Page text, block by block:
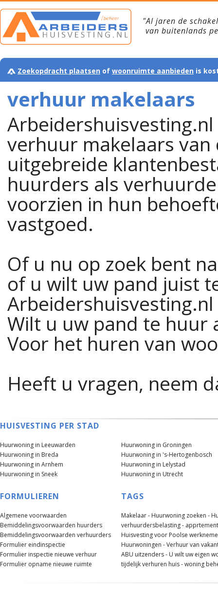
"Al jaren de
van buitenlands
Zoekopdracht plaatsen of woonruimte aanbieden is
verhuur makelaars
verhuur makelaars van
uitgebreide
huurders als
voorzien in hun
vastgoed.
Of u nu op zoek bent
of u wilt uw pand juist
Wilt u uw pand te huur
Voor het huren van
Heeft u vragen, neem
HUISVESTING PER STAD
Huurwoning in Leeuwarden
Huurwoning in Breda
Huurwoning in Arnhem
Huurwoning in Sneek
Huurwoning in Groningen
Huurwoning in 's-Hertogenbosch
Huurwoning in Lelystad
Huurwoning in Utrecht
FORMULIEREN
Algemene voorwaarden
Bemiddelingsvoorwaarden huurders
Bemiddelingsvoorwaarden verhuurders
Formulier eindinspectie
Formulier inspectie nieuwe verhuur
Formulier opname nieuwe ruimte
TAGS
Makelaar - Huurwoning zoeken -
verhuurdersbelasting -
Huisvesting voor Poolse
Huurwoningen -Verhuur van
ABU uitzenders - U wilt uw eigen
tijdelijk verhuren huis -woning